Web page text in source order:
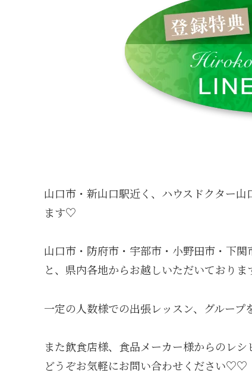
山口市・新山口駅近く、ハウスドクター
ます♡
山口市・防府市・宇部市・小野田市・下
と、県内各地からお越しいただいており
一定の人数様での出張レッスン、グルー
また飲食店様、食品メーカー様からのレシ
どうぞお気軽にお問い合わせください♡♡